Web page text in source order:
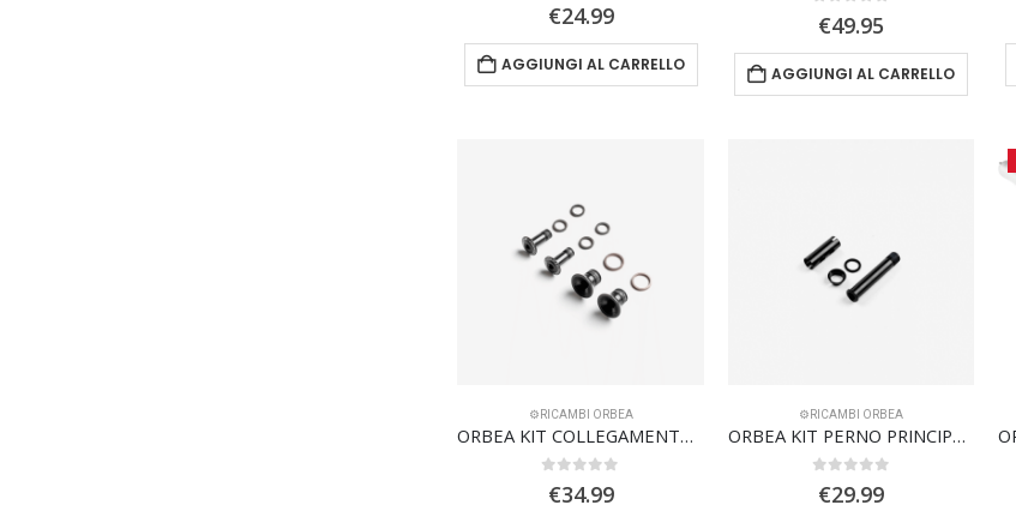
€24.99
AGGIUNGI AL CARRELLO
€49.95
AGGIUNGI AL CARRELLO
⚙️RICAMBI ORBEA
ORBEA KIT COLLEGAMENTO AMMORTIZZATORE/FODERI VERTICALI OCCAM 22
€34.99
⚙️RICAMBI ORBEA
ORBEA KIT PERNO PRINCIPALE OIZ CARBONIO
€29.99